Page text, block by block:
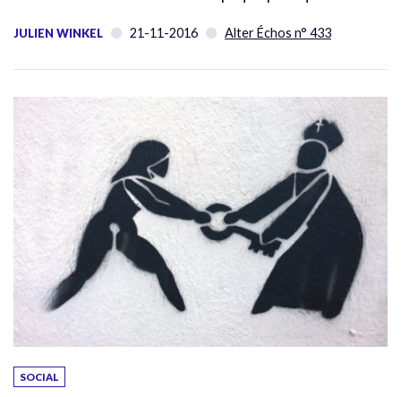
JULIEN WINKEL 21-11-2016 Alter Échos n° 433
SOCIAL